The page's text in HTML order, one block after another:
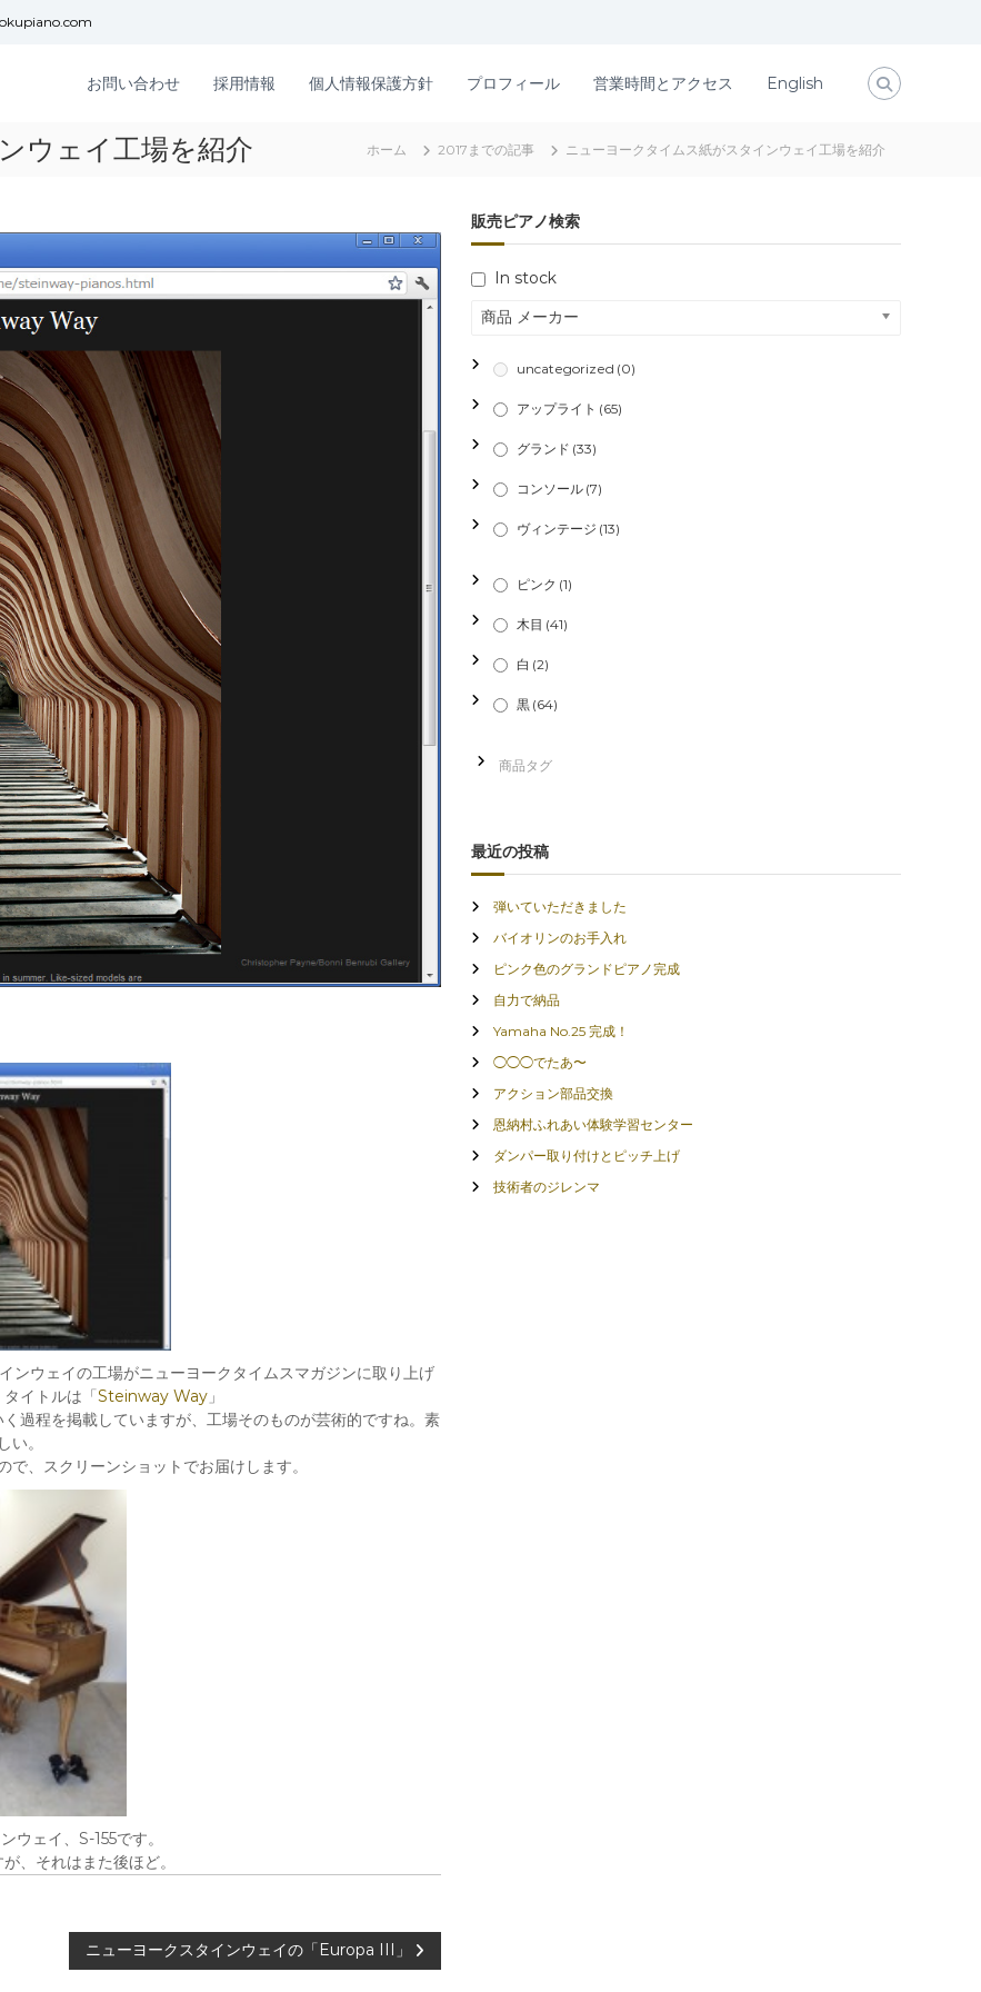
お問い合わせ 採用情報 個人情報保護方針 プロフィール 営業時間とアクセス English
ウェイ工場を紹介 ホーム 2017までの記事 ニューヨークタイムス紙がスタインウェイ工場を紹介
ンウェイの工場がニューヨークタイムスマガジンに取り上げ
イトルは「 Steinway Way」
過程を掲載していますが、工場そのものが芸術的ですね。素
い。
、スクリーンショットでお届けします。
ウェイ、S-155です。
、それはまた後ほど。
ニューヨークスタインウェイの「Europa III」
販売ピアノ検索
In stock
商品 メーカー
uncategorized (0)
アップライト (65)
グランド (33)
コンソール (7)
ヴィンテージ (13)
ピンク (1)
木目 (41)
白 (2)
黒 (64)
最近の投稿
弾いていただきました
バイオリンのお手入れ
ピンク色のグランドピアノ完成
自力で納品
Yamaha No.25 完成！
◯◯◯でたあ〜
アクション部品交換
恩納村ふれあい体験学習センター
ダンパー取り付けとピッチ上げ
技術者のジレンマ